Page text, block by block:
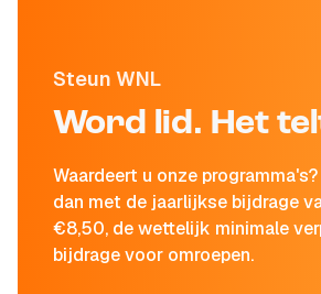
Steun WNL
Word lid. Het
Waardeert u onze
dan met de jaarlijkse bijdrage
€8,50, de wettelijk minimale
bijdrage voor omroepen.